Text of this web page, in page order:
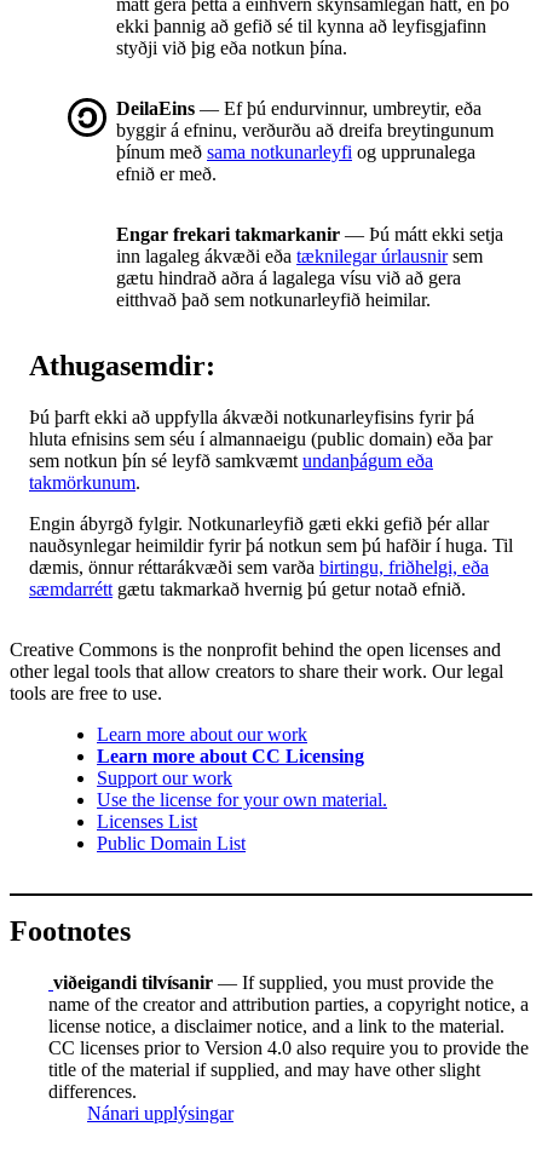
mátt gera þetta á einhvern skynsamlegan hátt, en þó
ekki þannig að gefið sé til kynna að leyfisgjafinn
styðji við þig eða notkun þína.
DeilaEins — Ef þú endurvinnur, umbreytir, eða
byggir á efninu, verðurðu að dreifa breytingunum
þínum með sama notkunarleyfi og upprunalega
efnið er með.
Engar frekari takmarkanir — Þú mátt ekki setja
inn lagaleg ákvæði eða tæknilegar úrlausnirsem
gætu hindrað aðra á lagalega vísu við að gera
eitthvað það sem notkunarleyfið heimilar.
Athugasemdir:
Þú þarft ekki að uppfylla ákvæði notkunarleyfisins fyrir þá
hluta efnisins sem séu í almannaeigu (public domain) eða þar
sem notkun þín sé leyfð samkvæmt undanþágum eða
takmörkunum.
Engin ábyrgð fylgir. Notkunarleyfið gæti ekki gefið þér allar
nauðsynlegar heimildir fyrir þá notkun sem þú hafðir í huga. Til
dæmis, önnur réttarákvæði sem varða birtingu, friðhelgi, eða
sæmdarrétt gætu takmarkað hvernig þú getur notað efnið.
Creative Commons is the nonprofit behind the open licenses and
other legal tools that allow creators to share their work. Our legal
tools are free to use.
Learn more about our work
Learn more about CC Licensing
Support our work
Use the license for your own material.
Licenses List
Public Domain List
Footnotes
viðeigandi tilvísanir — If supplied, you must provide the
name of the creator and attribution parties, a copyright notice, a
license notice, a disclaimer notice, and a link to the material.
CC licenses prior to Version 4.0 also require you to provide the
title of the material if supplied, and may have other slight
differences.
Nánari upplýsingar